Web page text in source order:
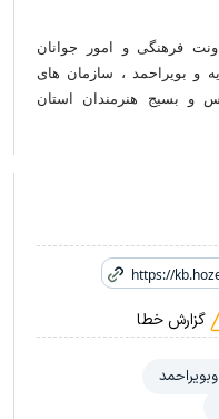
فرهنگی و امور جوانان
و بویراحمد ، سازمان های
و بسیج هنرمندان استان
گزارش خطا